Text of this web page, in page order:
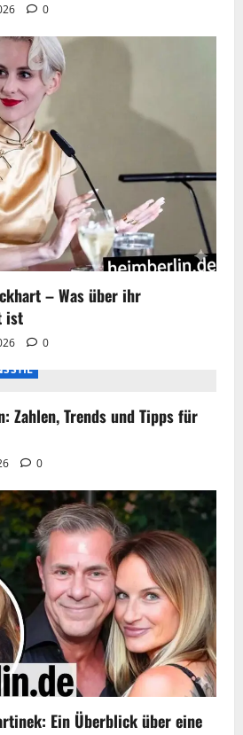
0
– Was über ihr
ist
0
Zahlen, Trends und Tipps für
0
Ein Überblick über eine